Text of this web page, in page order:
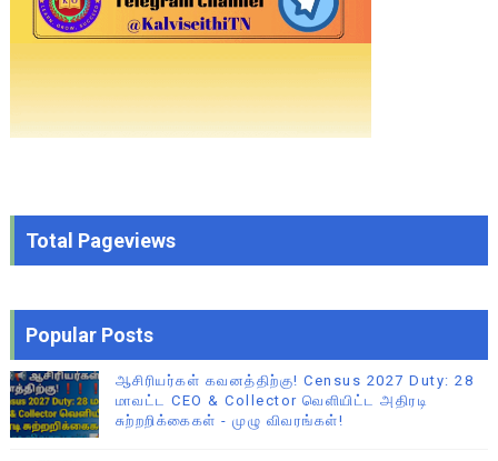
Total Pageviews
Popular Posts
ஆசிரியர்கள் கவனத்திற்கு! Census 2027 Duty: 28
மாவட்ட CEO & Collector வெளியிட்ட அதிரடி
சுற்றறிக்கைகள் - முழு விவரங்கள்!